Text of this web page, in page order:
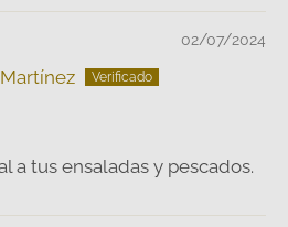
02/07/2024
a tus ensaladas y pescados.